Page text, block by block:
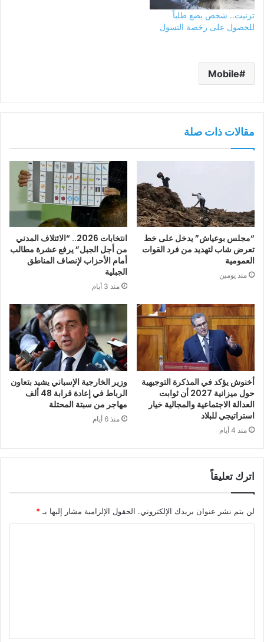
تزنيت.. شخص يضع طلباً
للحصول على رخصة التسول
Mobile
مقالات ذات صلة
“مجلس بوعياش” يدخل على خط
تعرض شاب لتهديد من فرد القوات
العمومية
منذ يومين
انتخابات 2026.. “الائتلاف المدني
من أجل الجبل” يرفع عشرة مطالب
أمام الأحزاب لإنصاف المناطق
الجبلية
منذ 3 أيام
أخنوش يؤكد في المذكرة التوجيهية
حول ميزانية 2027 أن ثوابت
العدالة الاجتماعية والمجالية خيار
استراتيجي للبلاد
منذ 4 أيام
وزير الخارجية الإسباني يشيد بتعاون
الرباط في إعادة قرابة 48 ألف
مهاجر من سبتة المحتلة
منذ 6 أيام
اترك تعليقاً
لن يتم نشر عنوان بريدك الإلكتروني. الحقول الإلزامية مشار إليها بـ*
ق